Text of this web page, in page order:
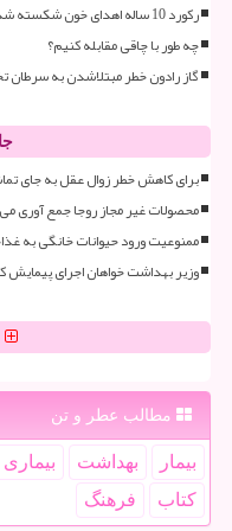
رکورد 10 ساله اهدای خون شکسته شد
چه طور با چاقی مقابله کنیم؟
گاز رادون خطر مبتلاشدن به سرطان
برای کاهش خطر زوال عقل به جای
محصولات غیر مجاز روجا جمع آوری
ممنوعیت ورود حیوانات خانگی به
وزیر بهداشت خواهان اجرای
مطالب عطر و تن
بیمار بهداشت بیماری
كتاب
فرهنگ